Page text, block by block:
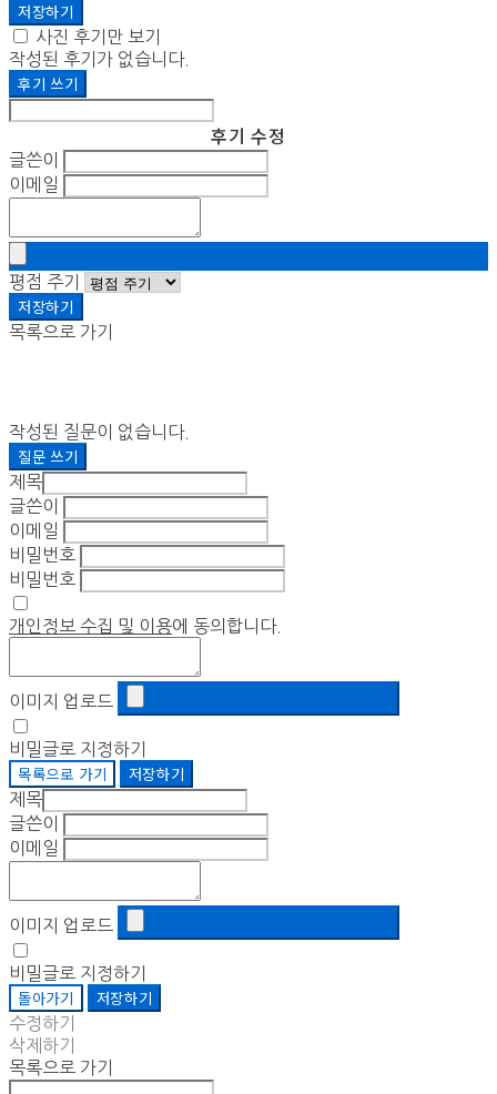
저장하기
사진 후기만 보기
작성된 후기가 없습니다.
후기 쓰기
후기 수정
글쓴이
이메일
평점 주기
저장하기
목록으로 가기
작성된 질문이 없습니다.
질문 쓰기
제목
글쓴이
이메일
비밀번호
비밀번호
개인정보 수집 및 이용에 동의합니다.
이미지 업로드
비밀글로 지정하기
목록으로 가기 저장하기
제목
글쓴이
이메일
이미지 업로드
비밀글로 지정하기
돌아가기 저장하기
수정하기
삭제하기
목록으로 가기